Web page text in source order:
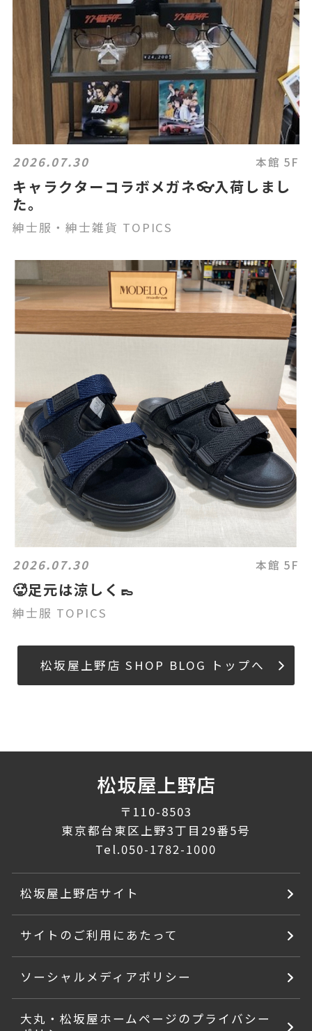
2026.07.30 本館 5F
キャラクターコラボメガネ👓入荷しまし
た。
紳士服・紳士雑貨 TOPICS
2026.07.30 本館 5F
🥵足元は涼しく👞
紳士服 TOPICS
松坂屋上野店 SHOP BLOG トップへ
〒110-8503
東京都台東区上野3丁目29番5号
Tel.050-1782-1000
松坂屋上野店サイト
サイトのご利用にあたって
ソーシャルメディアポリシー
大丸・松坂屋ホームページのプライバシー